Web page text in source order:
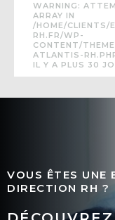
WARNING :
ARRAY IN
/HOME/
RH.FR/WP-
CONTENT/
ATLANTIS-
IL Y A PLUS 30
VOUS ÊTES UNE
DIRECTION RH ?